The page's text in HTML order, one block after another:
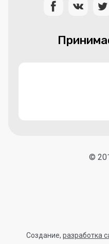
©
Создание, разработка